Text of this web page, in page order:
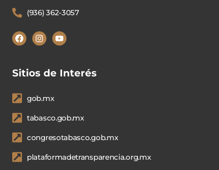
(936) 362-3057
Sitios de Interés
gob.mx
tabasco.gob.mx
congresotabasco.gob.mx
plataformadetransparencia.org.mx